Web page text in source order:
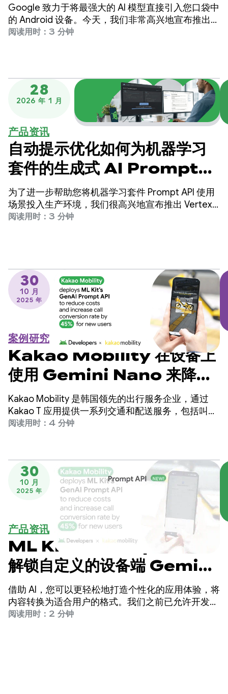
Google 致力于将最强大的 AI 模型直接引入您口袋中
的 Android 设备。今天，我们非常高兴地宣布推出最
新款前沿开放模型：Gemma 4。
阅读用时：3 分钟
28
2026 年 1 月
产品资讯
自动提示优化如何为机器学习
套件的生成式 AI Prompt
API 带来质量提升
为了进一步帮助您将机器学习套件 Prompt API 使用
场景投入生产环境，我们很高兴地宣布推出 Vertex
AI 上的自动提示优化 (APO) 功能，该功能面向设备
阅读用时：3 分钟
30
10 月
2025 年
案例研究
Kakao Mobility 在设备上
使用 Gemini Nano 来降低
成本，并将来电转化率提高了
45%
Kakao Mobility 是韩国领先的出行服务企业，通过
Kakao T 应用提供一系列交通和配送服务，包括叫
车、导航、自行车和滑板车共享、停车和包裹配送。
阅读用时：4 分钟
30
10 月
2025 年
产品资讯
ML Kit 的 Prompt API：
解锁自定义的设备端 Gemini
Nano 体验
借助 AI，您可以更轻松地打造个性化的应用体验，将
内容转换为适合用户的格式。我们之前已允许开发者
通过机器学习套件生成式 AI API 与 Gemini Nano 集
阅读用时：2 分钟